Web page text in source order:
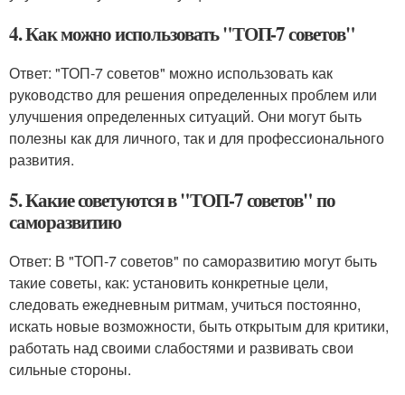
4. Как можно использовать "ТОП-7 советов"
Ответ: "ТОП-7 советов" можно использовать как
руководство для решения определенных проблем или
улучшения определенных ситуаций. Они могут быть
полезны как для личного, так и для профессионального
развития.
5. Какие советуются в "ТОП-7 советов" по
саморазвитию
Ответ: В "ТОП-7 советов" по саморазвитию могут быть
такие советы, как: установить конкретные цели,
следовать ежедневным ритмам, учиться постоянно,
искать новые возможности, быть открытым для критики,
работать над своими слабостями и развивать свои
сильные стороны.